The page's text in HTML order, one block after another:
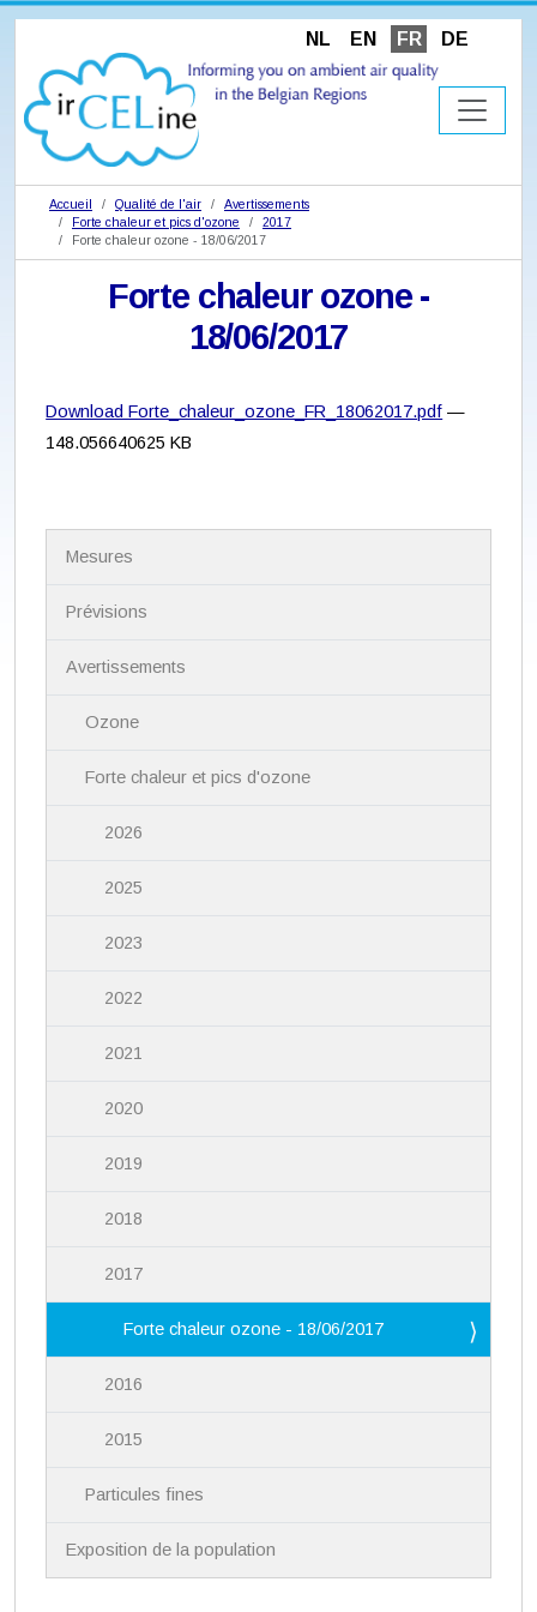
NL EN FR DE
Accueil Qualité de l'air
Avertissements
Forte chaleur et pics d'ozone
2017
Forte chaleur ozone - 18/06/2017
Forte chaleur ozone -
18/06/2017
Download Forte_chaleur_ozone_FR_18062017.pdf —
148.056640625 KB
Mesures
Prévisions
Avertissements
Ozone
Forte chaleur et pics d'ozone
2026
2025
2023
2022
2021
2020
2019
2018
2017
Forte chaleur ozone - 18/06/2017
2016
2015
Particules fines
Exposition de la population